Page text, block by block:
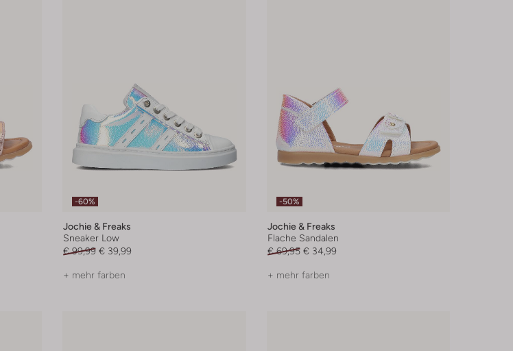
-60%
Jochie & Freaks
Sneaker Low
€ 99,99 € 39,99
+ mehr farben
-50%
Jochie & Freaks
Flache Sandalen
€ 69,95 € 34,99
+ mehr farben